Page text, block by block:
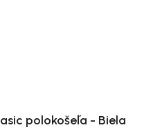
polokošeľa - Biela